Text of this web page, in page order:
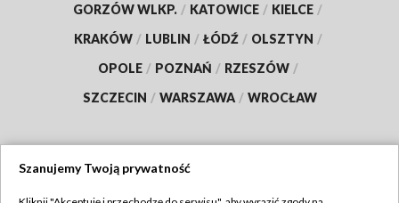
GORZÓW WLKP. / KATOWICE / KIELCE /
KRAKÓW / LUBLIN / ŁÓDŹ / OLSZTYN /
OPOLE / POZNAŃ / RZESZÓW /
SZCZECIN / WARSZAWA / WROCŁAW
Szanujemy Twoją prywatność